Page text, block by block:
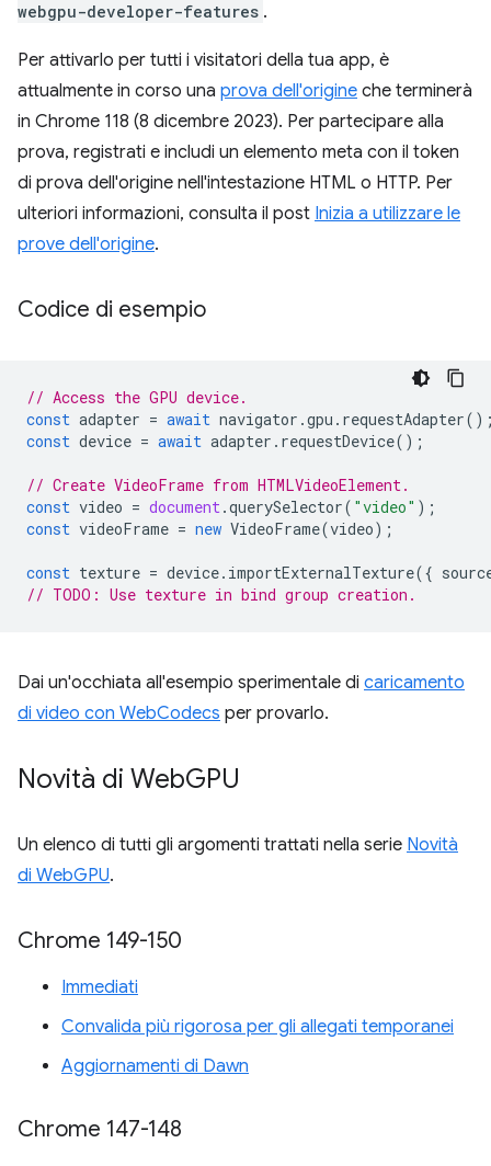
webgpu-developer-features .
Per attivarlo per tutti i visitatori della tua app, è
attualmente in corso una prova dell'origine che terminerà
in Chrome 118 (8 dicembre 2023). Per partecipare alla
prova, registrati e includi un elemento meta con il token
di prova dell'origine nell'intestazione HTML o HTTP. Per
ulteriori informazioni, consulta il post Inizia a utilizzare le
prove dell'origine.
Codice di esempio
// Access the GPU device.
const adapter = await navigator .gpu . requestAdapter
const device = await adapter . requestDevice();
// Create VideoFrame from HTMLVideoElement.
const video = document.querySelector( "video" );
const videoFrame = new VideoFrame(video);
const texture = device. importExternalTexture({
// TODO: Use texture in bind group creation.
Dai un'occhiata all'esempio sperimentale di caricamento
di video con WebCodecs per provarlo.
Novità di WebGPU
Un elenco di tutti gli argomenti trattati nella serie Novità
di WebGPU.
Chrome 149-150
Immediati
Convalida più rigorosa per gli allegati temporanei
Aggiornamenti di Dawn
Chrome 147-148